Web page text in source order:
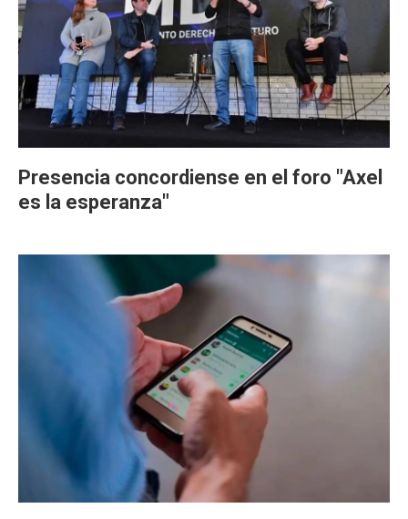
Presencia concordiense en el foro "Axel
es la esperanza"